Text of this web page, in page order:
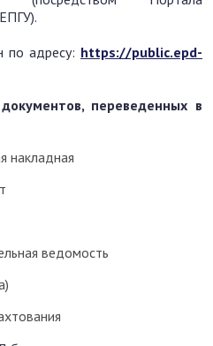
адресу: https://public.epd-
переведенных в
накладная
ведомость